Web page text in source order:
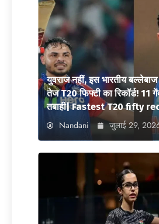
युवराज नहीं, इस भारतीय
तेज T20 फिफ्टी का रिकॉर्ड! 11
तबाही| Fastest T20 fifty
Nandani जुलाई 29,